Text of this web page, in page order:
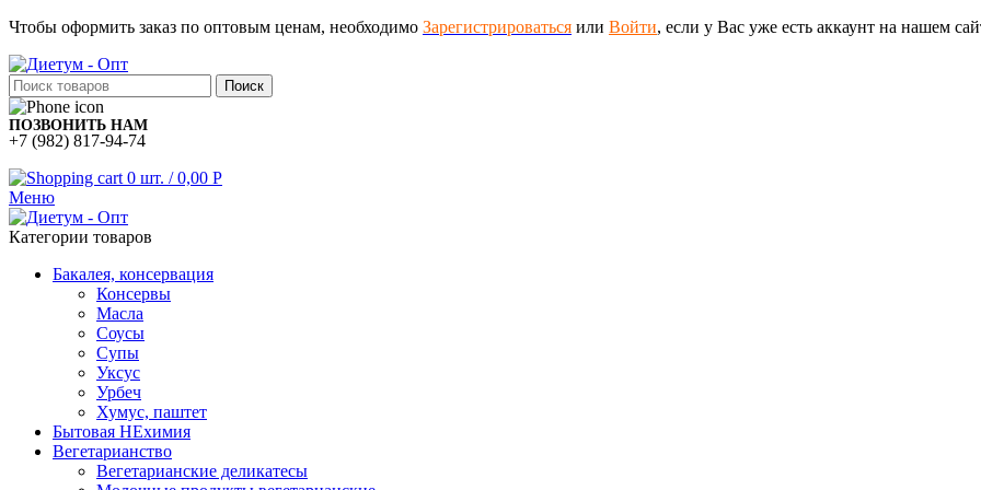
Чтобы оформить заказ по оптовым ценам, необходимо Зарегистрироваться или Войти, если у Вас уже есть аккаунт на нашем
Поиск
ПОЗВОНИТЬ НАМ
+7 (982) 817-94-74
0 шт. / 0,00 Р
Меню
Категории товаров
Бакалея, консервация
Консервы
Масла
Соусы
Супы
Уксус
Урбеч
Хумус, паштет
Бытовая НЕхимия
Вегетарианство
Вегетарианские деликатесы